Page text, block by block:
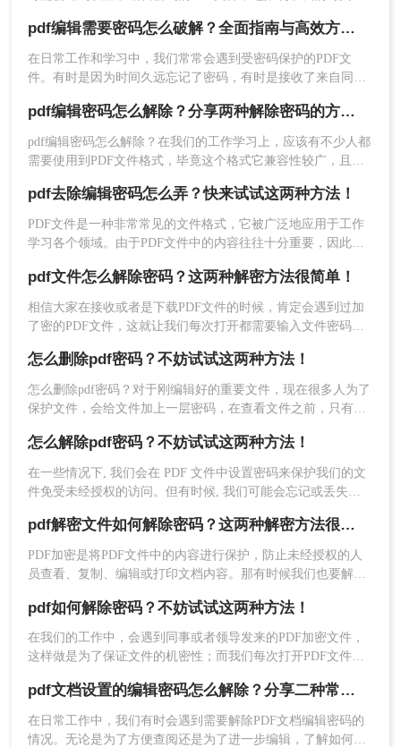
据丢失。如果PDF文件设置了所有者密码（用于限
级的工具或方法才能解除限制。
方法二：使用在线解密服务
在线解密服务是一种便捷的PDF密码破除方法，它
利用云端技术，无需安装任何软件即可快速解除
PDF文件的密码保护。用户只需上传需要解除密码
件。
优点：操作简便，无需安装软件；支持多种
PDF格式和版本；通常提供免费试用或基础服
务。
缺点：存在数据泄露风险，因为文件需要上传
到云端进行处理；可能无法处理复杂的PDF密
推荐工具：转转大师在线工具（提供免费试用）
操作步骤：
1、打开在线PDF解密：
https://pdftoword.55.la/unlock-pdf/
2、点击选择文件添加需要解密的文件，将需
要解密的PDF文件上传，上传后点击继续上传
可添加其他的PDF文件。
两种破除PDF文件编辑密码的方法。
pdf编辑需要密码怎么破解？全面指南与高效方法详解！
在日常工作和学习中，我们常常会遇到受密码保护的PDF文
件。有时是因为时间久远忘记了密码，有时是接收了来自同事
PDF密码的需求确实存在。那么pdf编辑需要密码怎么破解呢？
pdf编辑密码怎么解除？分享两种解除密码的方法！
pdf编辑密码怎么解除？在我们的工作学习上，应该有不少人都
需要使用到PDF文件格式，毕竟这个格式它兼容性较广，且不
人随意查看，都会选择给文档加密，今天就来教大家二种方
法，轻松给PDF文档加密。
pdf去除编辑密码怎么弄？快来试试这两种方法！
PDF文件是一种非常常见的文件格式，它被广泛地应用于工作
学习各个领域。由于PDF文件中的内容往往十分重要，因此，
是，如果你收到了加密的PDF文件但忘记了密码，该怎么办
呢？下面，小编就给大家分享pdf去除编辑密码怎么弄的方法，
一起来学习一下吧。
pdf文件怎么解除密码？这两种解密方法很简单！
相信大家在接收或者是下载PDF文件的时候，肯定会遇到过加
了密的PDF文件，这就让我们每次打开都需要输入文件密码，
pdf文件怎么解除密码呢？方法很简单，给大家分享两种解决方
法，其中一种手机上就能完成，来一起看看吧。
怎么删除pdf密码？不妨试试这两种方法！
怎么删除pdf密码？对于刚编辑好的重要文件，现在很多人为了
保护文件，会给文件加上一层密码，在查看文件之前，只有输
可以在一定程度上增强资料安全性，但是如果需要多次查看，
每次都输入密码，就有点麻烦了，所以怎么删除pdf密码呢？下
面小编分享个解密的方法，希望能够帮助到大家。
怎么解除pdf密码？不妨试试这两种方法！
在一些情况下, 我们会在 PDF 文件中设置密码来保护我们的文
件免受未经授权的访问。但有时候, 我们可能会忘记或丢失密
带来很多麻烦，因为无法打开这些文件。在这篇文章中, 我们
将学习怎么解除pdf密码, 以允许我们访问我们的 PDF 文件。
pdf解密文件如何解除密码？这两种解密方法很简单
PDF加密是将PDF文件中的内容进行保护，防止未经授权的人
员查看、复制、编辑或打印文档内容。那有时候我们也要解除
解除密码方法帮助大家解决这个问题，快来看看！
pdf如何解除密码？不妨试试这两种方法！
在我们的工作中，会遇到同事或者领导发来的PDF加密文件，
这样做是为了保证文件的机密性；而我们每次打开PDF文件都
就会很麻烦。这时我们就需要对其进行解密，以方便后续的操
作，那有什么办法能进行PDF解密呢？当然有，今天小编就为
大家推荐个方法，大家一起看看pdf如何解除密码吧！
pdf文档设置的编辑密码怎么解除？分享二种常用解除方式！
在日常工作中，我们有时会遇到需要解除PDF文档编辑密码的
情况。无论是为了方便查阅还是为了进一步编辑，了解如何安